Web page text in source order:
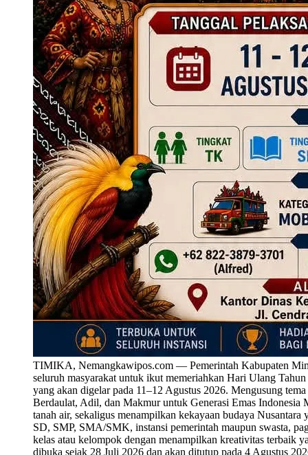
TIMIKA, Nemangkawipos.com — Pemerintah Kabupaten
seluruh masyarakat untuk ikut memeriahkan Hari Ulang
yang akan digelar pada 11–12 Agustus 2026. Mengusung
Berdaulat, Adil, dan Makmur untuk Generasi Emas Indonesia
tanah air, sekaligus menampilkan kekayaan budaya
SD, SMP, SMA/SMK, instansi pemerintah maupun swasta,
kelas atau kelompok dengan menampilkan kreativitas terbaik
dibuka sejak 28 Juli 2026 dan akan ditutup pada 4 Agustus